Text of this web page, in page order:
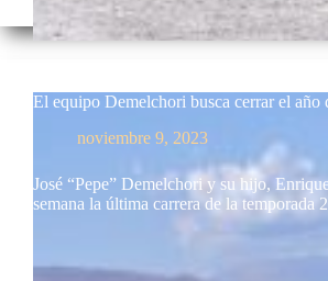
El equipo Demelchori busca cerrar el año
noviembre 9, 2023
José “Pepe” Demelchori y su hijo,
semana la última carrera de la temporada